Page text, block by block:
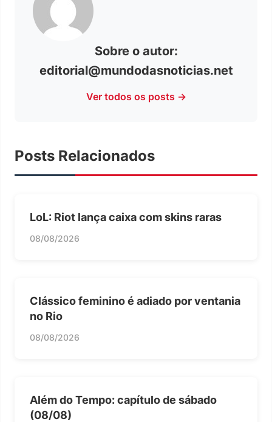
Sobre o autor:
editorial@mundodasnoticias.net
Ver todos os posts →
Posts Relacionados
LoL: Riot lança caixa com skins raras
08/08/2026
Clássico feminino é adiado por ventania
no Rio
08/08/2026
Além do Tempo: capítulo de sábado
(08/08)